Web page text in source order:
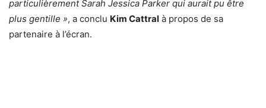
particulièrement Sarah Jessica Parker qui aurait pu être
plus gentille », a conclu Kim Cattral à propos de sa
partenaire à l’écran.